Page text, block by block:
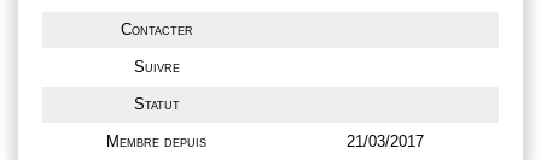
Contacter
Suivre
Statut
Membre depuis 21/03/2017